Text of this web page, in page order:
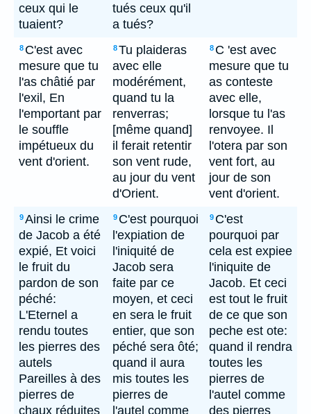
ceux qui le
tuaient?
tués ceux qu'il
a tués?
8 C'est avec
mesure que tu
l'as châtié par
l'exil, En
l'emportant par
le souffle
impétueux du
vent d'orient.
8Tu plaideras
avec elle
modérément,
quand tu la
renverras;
[même quand]
il ferait retentir
son vent rude,
au jour du vent
d'Orient.
8 C 'est avec
mesure que tu
as conteste
avec elle,
lorsque tu l'as
renvoyee. Il
l'otera par son
vent fort, au
jour de son
vent d'orient.
9Ainsi le crime
de Jacob a été
expié, Et voici
le fruit du
pardon de son
péché:
L'Eternel a
rendu toutes
les pierres des
autels
Pareilles à des
pierres de
chaux réduites
9 C'est pourquoi
l'expiation de
l'iniquité de
Jacob sera
faite par ce
moyen, et ceci
en sera le fruit
entier, que son
péché sera ôté;
quand il aura
mis toutes les
pierres de
l'autel comme
9 C'est
pourquoi par
cela est expiee
l'iniquite de
Jacob. Et ceci
est tout le fruit
de ce que son
peche est ote:
quand il rendra
toutes les
pierres de
l'autel comme
des pierres